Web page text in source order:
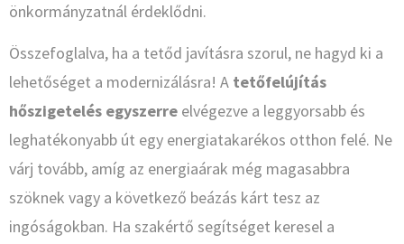
önkormányzatnál érdeklődni.
Összefoglalva, ha a tetőd javításra szorul, ne hagyd ki a
lehetőséget a modernizálásra! A tetőfelújítás
hőszigetelés egyszerre elvégezve a leggyorsabb és
leghatékonyabb út egy energiatakarékos otthon felé. Ne
várj tovább, amíg az energiaárak még magasabbra
szöknek vagy a következő beázás kárt tesz az
ingóságokban. Ha szakértő segítséget keresel a